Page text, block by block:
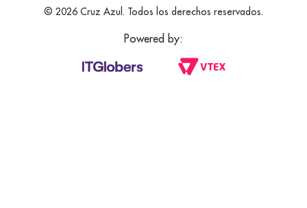
© 2026 Cruz Azul. Todos los derechos reservados.
Powered by: